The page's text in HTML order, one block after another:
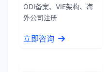
ODI备案、VIE架构、海
外公司注册
立即咨询